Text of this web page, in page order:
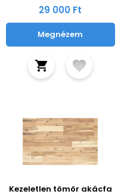
29 000 Ft
Megnézem
Kezeletlen tömör akácfa